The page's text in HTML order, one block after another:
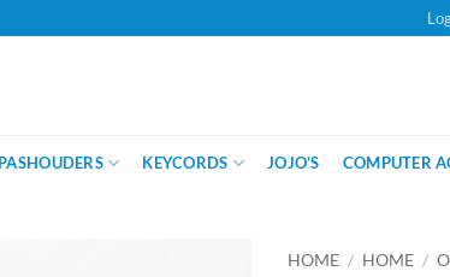
PASHOUDERS KEYCORDS JOJO’S COMPUTER
HOME / HOME /